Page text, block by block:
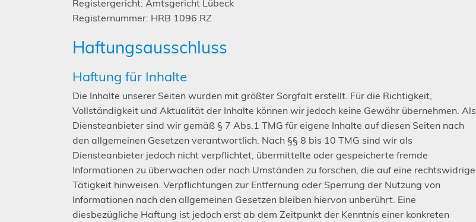
Registergericht: Amtsgericht Lübeck
Registernummer: HRB 1096 RZ
Haftungsausschluss
Haftung für Inhalte
Die Inhalte unserer Seiten wurden mit größter Sorgfalt erstellt. Für die Richtigkeit,
Vollständigkeit und Aktualität der Inhalte können wir jedoch keine Gewähr übernehmen. Als
Diensteanbieter sind wir gemäß § 7 Abs.1 TMG für eigene Inhalte auf diesen Seiten nach
den allgemeinen Gesetzen verantwortlich. Nach §§ 8 bis 10 TMG sind wir als
Diensteanbieter jedoch nicht verpflichtet, übermittelte oder gespeicherte fremde
Informationen zu überwachen oder nach Umständen zu forschen, die auf eine rechtswidrige
Tätigkeit hinweisen. Verpflichtungen zur Entfernung oder Sperrung der Nutzung von
Informationen nach den allgemeinen Gesetzen bleiben hiervon unberührt. Eine
diesbezügliche Haftung ist jedoch erst ab dem Zeitpunkt der Kenntnis einer konkreten